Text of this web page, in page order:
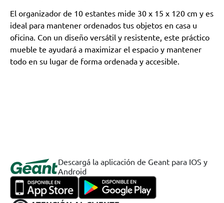
El organizador de 10 estantes mide 30 x 15 x 120 cm y es
ideal para mantener ordenados tus objetos en casa u
oficina. Con un diseño versátil y resistente, este práctico
mueble te ayudará a maximizar el espacio y mantener
todo en su lugar de forma ordenada y accesible.
Descargá la aplicación de Geant para IOS y
Android